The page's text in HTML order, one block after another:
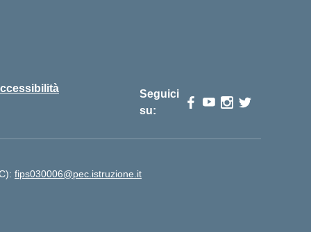
Seguici
su:
fips030006@pec.istruzione.it